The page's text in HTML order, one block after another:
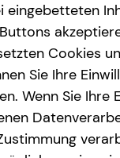
Cookies
Sie Ihre
Wenn Sie Ihre